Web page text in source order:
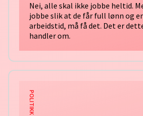
Nei, alle skal ikke jobbe heltid.
jobbe slik at de får full lønn og
arbeidstid, må få det. Det er
handler om.
POLITIKK